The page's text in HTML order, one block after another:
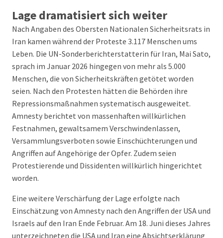
Lage dramatisiert sich weiter
Nach Angaben des Obersten Nationalen Sicherheitsrats in
Iran kamen während der Proteste 3.117 Menschen ums
Leben. Die UN-Sonderberichterstatterin für Iran, Mai Sato,
sprach im Januar 2026 hingegen von mehr als 5.000
Menschen, die von Sicherheitskräften getötet worden
seien. Nach den Protesten hätten die Behörden ihre
Repressionsmaßnahmen systematisch ausgeweitet.
Amnesty berichtet von massenhaften willkürlichen
Festnahmen, gewaltsamem Verschwindenlassen,
Versammlungsverboten sowie Einschüchterungen und
Angriffen auf Angehörige der Opfer. Zudem seien
Protestierende und Dissidenten willkürlich hingerichtet
worden.
Eine weitere Verschärfung der Lage erfolgte nach
Einschätzung von Amnesty nach den Angriffen der USA und
Israels auf den Iran Ende Februar. Am 18. Juni dieses Jahres
unterzeichneten die USA und Iran eine Absichtserklärung